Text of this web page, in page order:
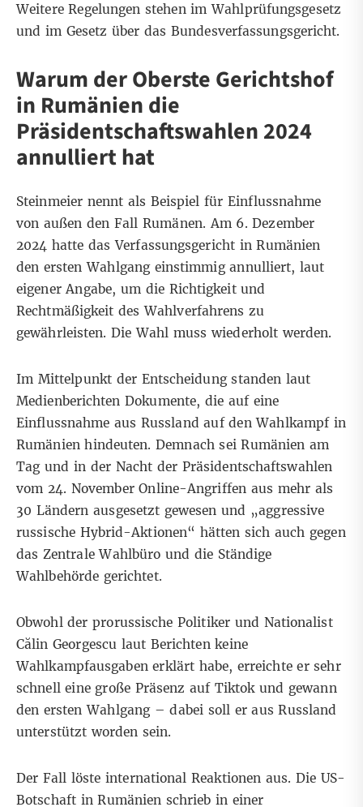
Weitere Regelungen stehen imWahlprüfungsgesetz
und im Gesetz über das Bundesverfassungsgericht.
Warum der Oberste Gerichtshof
in Rumänien die
Präsidentschaftswahlen 2024
annulliert hat
Steinmeier nennt als Beispiel für Einflussnahme
von außenden Fall Rumänen. Am 6. Dezember
2024 hatte dasVerfassungsgericht in Rumänien
den ersten Wahlgang einstimmig annulliert, laut
eigener Angabe, um die Richtigkeit und
Rechtmäßigkeit des Wahlverfahrens zu
gewährleisten. Die Wahl muss wiederholt werden.
Im Mittelpunkt der Entscheidung standen laut
Medienberichten Dokumente, die auf eine
Einflussnahme aus Russland auf den Wahlkampf in
Rumänien hindeuten. Demnach sei Rumänien am
Tag und in der Nacht der Präsidentschaftswahlen
vom 24. November Online-Angriffen aus mehr als
30 Ländern ausgesetzt gewesen und „aggressive
russische Hybrid-Aktionen“ hätten sich auch gegen
das Zentrale Wahlbüro und die Ständige
Wahlbehörde gerichtet.
Obwohl der prorussischePolitiker und Nationalist
Călin Georgescu laut Berichtenkeine
Wahlkampfausgaben erklärt habe, erreichte er sehr
schnell eine große Präsenz auf Tiktokund gewann
den ersten Wahlgang – dabei soll er aus Russland
unterstützt worden sein.
Der Fall löste internationalReaktionen aus. Die US-
Botschaft in Rumänien schriebin einer